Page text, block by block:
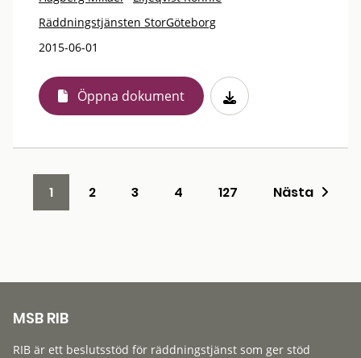
Räddningstjänsten StorGöteborg
2015-06-01
Öppna dokument
1 2 3 4 127 Nästa
MSB RIB
RIB är ett beslutsstöd för räddningstjänst som ger stöd